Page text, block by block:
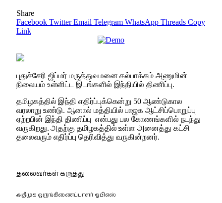
Share
Facebook Twitter Email Telegram WhatsApp Threads Copy
Link
புதுச்சேரி ஜிப்மர் மருத்துவமனை கல்பாக்கம் அணுமின்
நிலையம் உள்ளிட்ட இடங்களில் இந்தியில் திணிப்பு.
தமிழகத்தில் இந்தி எதிர்ப்புக்கென்று 50 ஆண்டுகால
வரலாறு உண்டு. ஆனால் மத்தியில் பாஜக ஆட்சிப்பொறுப்பு
ஏற்றபின் இந்தி திணிப்பு என்பது பல கோணங்களில் நடந்து
வருகிறது. அதற்கு தமிழகத்தில் உள்ள அனைத்து கட்சி
தலைவரும் எதிர்ப்பு தெரிவித்து வருகின்றனர்.
தலைவர்கள் கருத்து
அதிமுக ஒருங்கிணைப்பாளர் ஓபிஎஸ்